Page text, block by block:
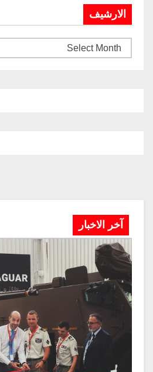
الارشيف
آخر الاخبار